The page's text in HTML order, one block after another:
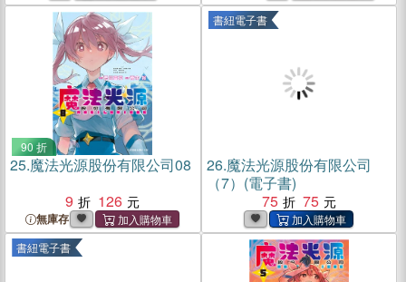
90 折
25.魔法光源股份有限公司08
9
126
無庫存
書紐電子書
26.魔法光源股份有限公司
（7）(電子書)
75
75
書紐電子書